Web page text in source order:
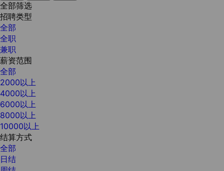
全部筛选
招聘类型
全部
全职
兼职
薪资范围
全部
2000以上
4000以上
6000以上
8000以上
10000以上
结算方式
全部
日结